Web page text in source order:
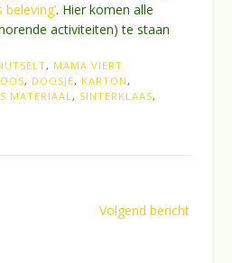
beleving’. Hier komen alle
activiteiten) te staan
, MAMA VIERT
, DOOSJE, KARTON,
MATERIAAL, SINTERKLAAS,
Volgend bericht